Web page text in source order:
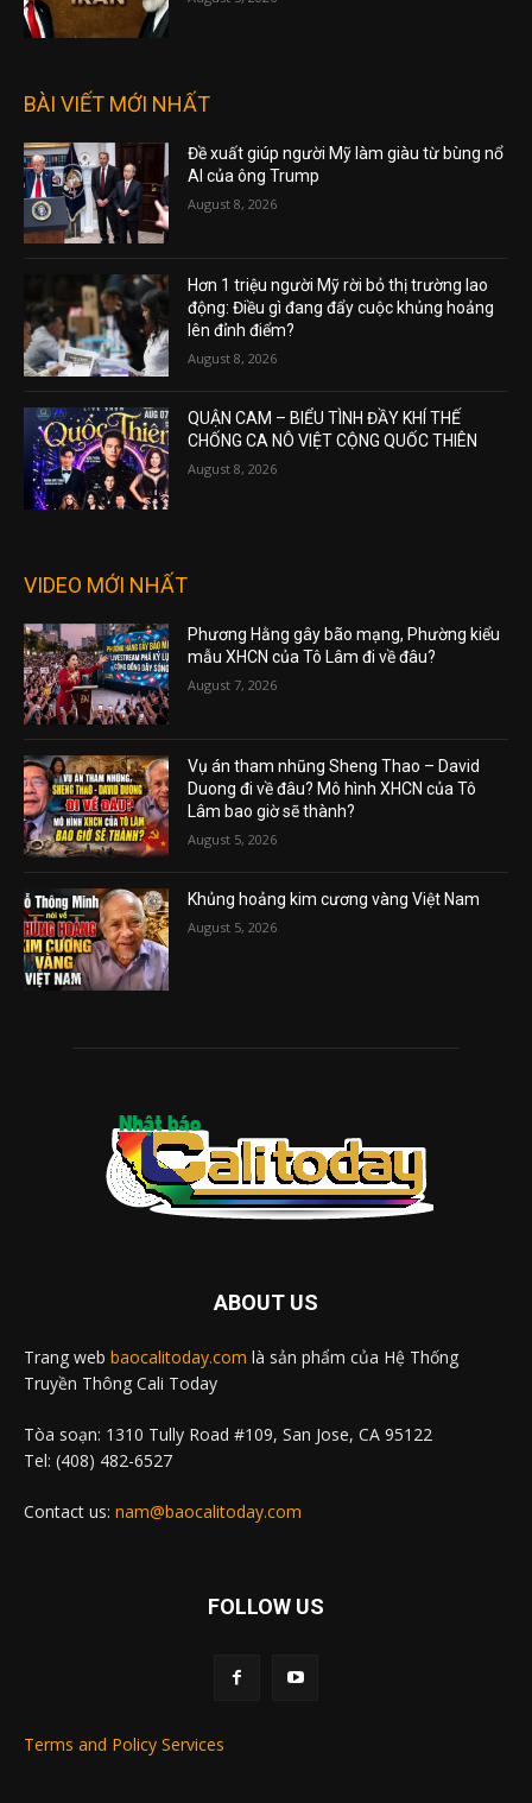
BÀI VIẾT MỚI NHẤT
Đề xuất giúp người Mỹ làm giàu từ bùng nổ
AI của ông Trump
August 8, 2026
Hơn 1 triệu người Mỹ rời bỏ thị trường lao
động: Điều gì đang đẩy cuộc khủng hoảng
lên đỉnh điểm?
August 8, 2026
QUẬN CAM – BIỂU TÌNH ĐẦY KHÍ THẾ
CHỐNG CA NÔ VIỆT CỘNG QUỐC THIÊN
August 8, 2026
VIDEO MỚI NHẤT
Phương Hằng gây bão mạng, Phường kiểu
mẫu XHCN của Tô Lâm đi về đâu?
August 7, 2026
Vụ án tham nhũng Sheng Thao – David
Duong đi về đâu? Mô hình XHCN của Tô
Lâm bao giờ sẽ thành?
August 5, 2026
Khủng hoảng kim cương vàng Việt Nam
August 5, 2026
ABOUT US
Trang web baocalitoday.com là sản phẩm của Hệ Thống
Truyền Thông Cali Today
Tòa soạn: 1310 Tully Road #109, San Jose, CA 95122
Tel: (408) 482-6527
Contact us: nam@baocalitoday.com
FOLLOW US
Terms and Policy Services